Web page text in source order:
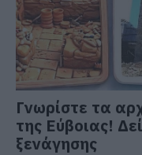
Γνωρίστε τα
της Εύβοιας!
ξενάγησης